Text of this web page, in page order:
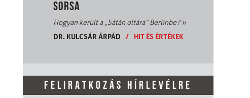
SORSA
Hogyan került a „Sátán oltára” Berlinbe?»
DR. KULCSÁR ÁRPÁD
/ HIT ÉS ÉRTÉKEK
FELIRATKOZÁS HÍRLEVÉLRE